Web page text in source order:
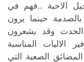
الاحبة ..فهم في
حينما يرون
الحدث وقد يشعرون
الاليات المناسبة
الصعبة التي